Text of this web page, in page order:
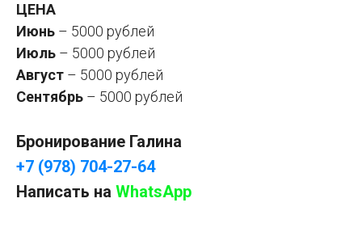
ЦЕНА
Июнь – 5000 рублей
Июль – 5000 рублей
Август – 5000 рублей
Сентябрь – 5000 рублей
Бронирование Галина
+7 (978) 704-27-64
Написать на WhatsApp